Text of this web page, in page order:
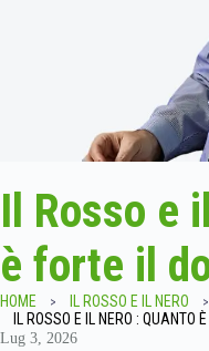
Il Rosso e
è forte il
HOME
IL ROSSO E IL NERO
IL ROSSO E IL NERO : QUANTO
Lug 3, 2026